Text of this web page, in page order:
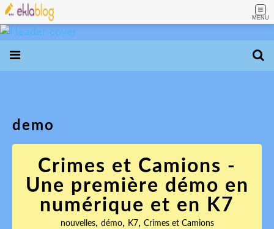
MENU
demo
Crimes et Camions -
Une première démo en
numérique et en K7
nouvelles, démo, K7, Crimes et Camions